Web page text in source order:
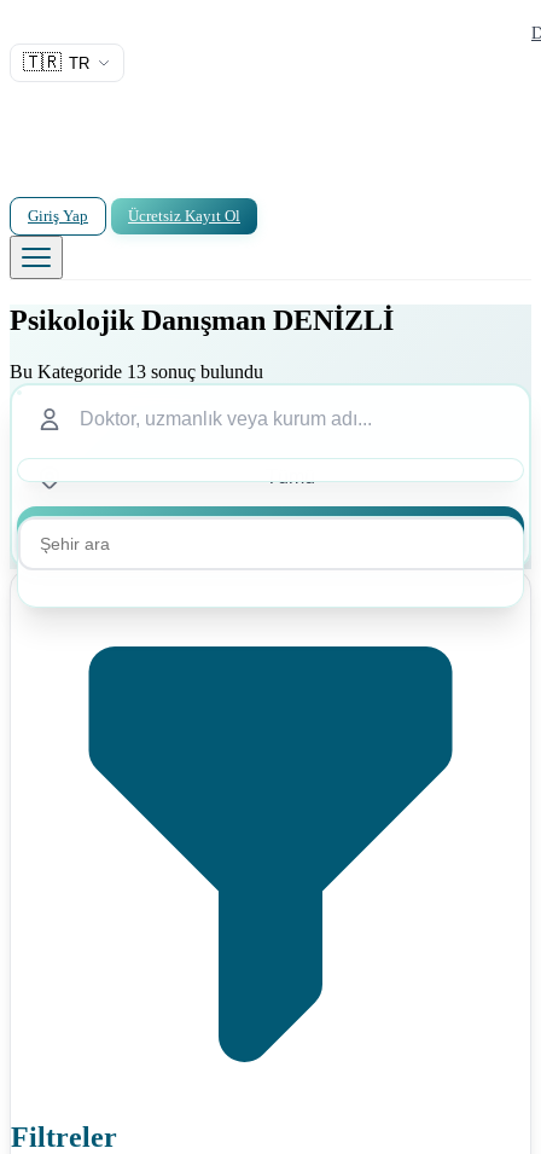
🇹🇷 TR
Giriş Yap Ücretsiz Kayıt Ol
Psikolojik Danışman DENİZLİ
Bu Kategoride 13 sonuç bulundu
Filtreler